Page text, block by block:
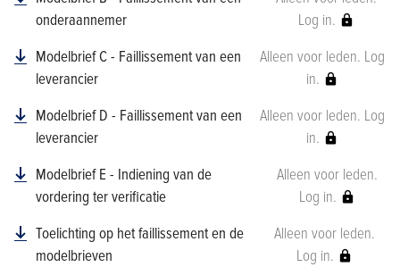
onderaannemer
Log in.
Modelbrief C - Faillissement van een
leverancier
Alleen voor leden. Log
in.
Modelbrief D - Faillissement van een
leverancier
Alleen voor leden. Log
in.
Modelbrief E - Indiening van de
vordering ter verificatie
Alleen voor leden.
Log in.
Toelichting op het faillissement en de
modelbrieven
Alleen voor leden.
Log in.